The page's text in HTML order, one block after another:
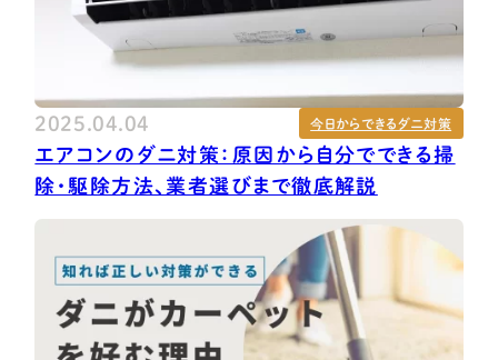
2025.04.04 今日からできるダニ対策
エアコンのダニ対策：原因から自分でできる掃
除・駆除方法、業者選びまで徹底解説